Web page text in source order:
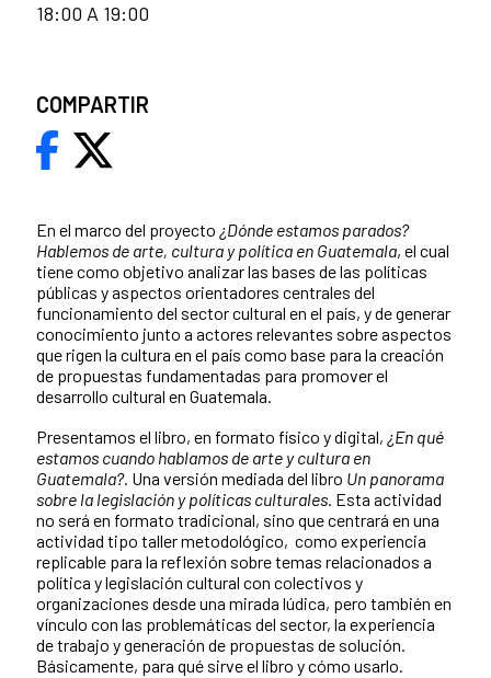
En el marco del proyecto ¿Dónde estamos parados?
Hablemos de arte, cultura y política en Guatemala, el cual
tiene como objetivo analizar las bases de las políticas
públicas y aspectos orientadores centrales del
funcionamiento del sector cultural en el país, y de generar
conocimiento junto a actores relevantes sobre aspectos
que rigen la cultura en el país como base para la creación
de propuestas fundamentadas para promover el
desarrollo cultural en Guatemala.
Presentamos el libro, en formato físico y digital, ¿En qué
estamos cuando hablamos de arte y cultura en
Guatemala?. Una versión mediada del libro Un panorama
sobre la legislación y políticas culturales. Esta actividad
no será en formato tradicional, sino que centrará en una
actividad tipo taller metodológico, como experiencia
replicable para la reflexión sobre temas relacionados a
política y legislación cultural con colectivos y
organizaciones desde una mirada lúdica, pero también en
vínculo con las problemáticas del sector, la experiencia
de trabajo y generación de propuestas de solución.
Básicamente, para qué sirve el libro y cómo usarlo.
18:00 A 19:00
COMPARTIR